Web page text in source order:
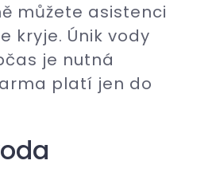
můžete asistenci
kryje. Únik vody
je nutná
platí jen do